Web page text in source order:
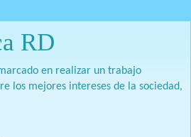
RD
en realizar un trabajo
los mejores intereses de la sociedad,